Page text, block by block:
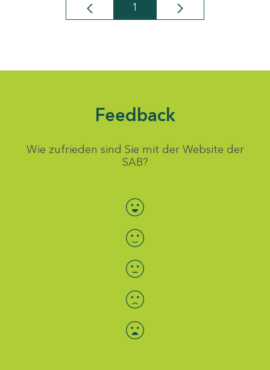
Seite
1
Feedback
Wie zufrieden sind Sie mit der Website der
SAB?
Bewertung auswählen